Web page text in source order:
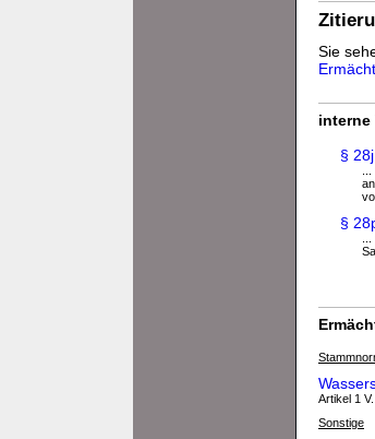
Sie
interne
§
§
Artikel 1
Sonstige